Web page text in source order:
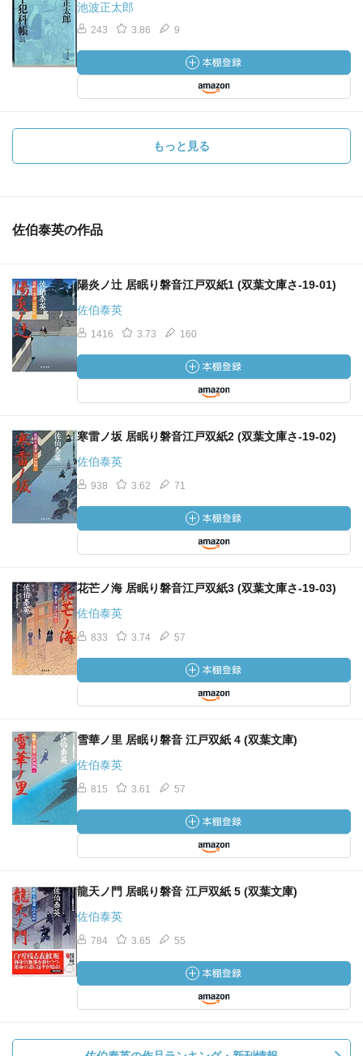
池波正太郎
243 3.86 9
もっと見る
佐伯泰英の作品
陽炎ノ辻 居眠り磐音江戸双紙1 (双葉文庫さ-19-01)
佐伯泰英
1416 3.73 160
寒雷ノ坂 居眠り磐音江戸双紙2 (双葉文庫さ-19-02)
佐伯泰英
938 3.62 71
花芒ノ海 居眠り磐音江戸双紙3 (双葉文庫さ-19-03)
佐伯泰英
833 3.74 57
雪華ノ里 居眠り磐音 江戸双紙 4 (双葉文庫)
佐伯泰英
815 3.61 57
龍天ノ門 居眠り磐音 江戸双紙 5 (双葉文庫)
佐伯泰英
784 3.65 55